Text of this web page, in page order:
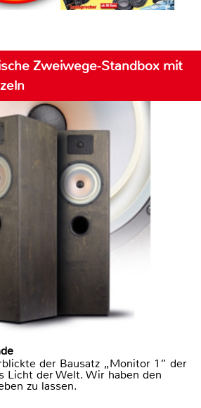
Zweiwege-Standbox mit
der Bausatz „Monitor 1“ der
Licht der Welt. Wir haben den
zu lassen.